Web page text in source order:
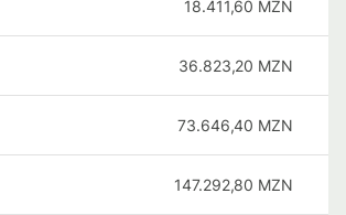
18.411,60 MZN
36.823,20 MZN
73.646,40 MZN
147.292,80 MZN